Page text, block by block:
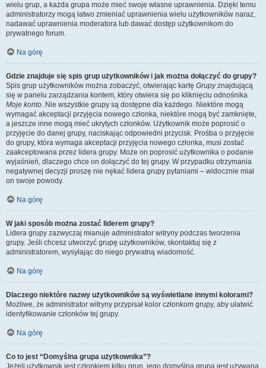
wielu grup, a każda grupa może mieć swoje własne uprawnienia. Dzięki temu
administratorzy mogą łatwo zmieniać uprawnienia wielu użytkowników naraz,
nadawać uprawnienia moderatora lub dawać dostęp użytkownikom do
prywatnego forum.
Na górę
Gdzie znajduje się spis grup użytkowników i jak można dołączyć do grupy?
Spis grup użytkowników można zobaczyć, otwierając kartę Grupyznajdującą
się w panelu zarządzania kontem, który otwiera się po kliknięciu odnośnika
Moje konto. Nie wszystkie grupy są dostępne dla każdego. Niektóre mogą
wymagać akceptacji przyjęcia nowego członka, niektóre mogą być zamknięte,
a jeszcze inne mogą mieć ukrytych członków. Użytkownik może poprosić o
przyjęcie do danej grupy, naciskając odpowiedni przycisk. Prośba o przyjęcie
do grupy, która wymaga akceptacji przyjęcia nowego członka, musi zostać
zaakceptowana przez lidera grupy. Może on poprosić użytkownika o podanie
wyjaśnień, dlaczego chce on dołączyć do tej grupy. W przypadku otrzymania
negatywnej decyzji proszę nie nękać lidera grupy pytaniami – widocznie miał
on swoje powody.
Na górę
W jaki sposób można zostać liderem grupy?
Lidera grupy zazwyczaj mianuje administrator witryny podczas tworzenia
grupy. Jeśli chcesz utworzyć grupę użytkowników, skontaktuj się z
administratorem, wysyłając do niego prywatną wiadomość.
Na górę
Dlaczego niektóre nazwy użytkowników są wyświetlane innymi kolorami?
Możliwe, że administrator witryny przypisał kolor członkom grupy, aby ułatwić
identyfikowanie członków tej grupy.
Na górę
Co to jest “Domyślna grupa użytkownika”?
Jeżeli użytkownik jest członkiem kilku grup, jego domyślna grupa jest używana